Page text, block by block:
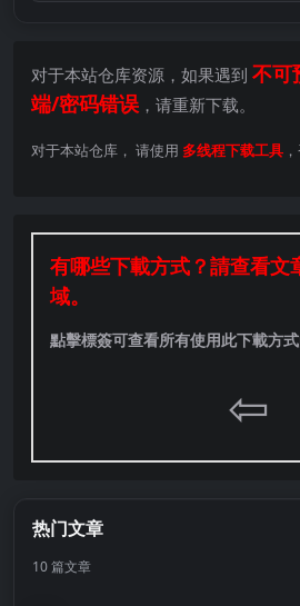
对于本站仓库资源，如果遇到 不可
端/密码错误 ，请重新下载。
对于本站仓库， 请使用 多线程下载工具
有哪些下載方式？請查看文
域。
點擊標簽可查看所有使用此下載方式
⇦
热门文章
10 篇文章